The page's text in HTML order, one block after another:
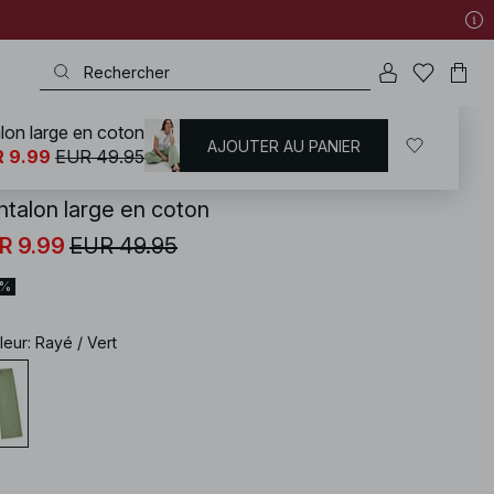
/ Pantalons / Pantalons à taille haut
large en coton
9.99 EUR 49.95
: Rayé / Vert
large en coton
9.99 EUR 49.95 AJOUTER AU PANIER